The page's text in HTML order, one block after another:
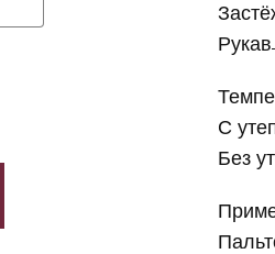
Рукав
С
Без